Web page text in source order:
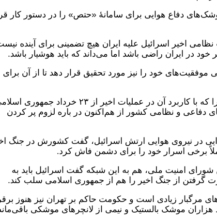
دفاع هوایی برای سامانۀ «حتص» را در دستور کار
موفقیت نظامی اخیر اسرائیل علیه ایران هیچ تضمینی برای آینده
خود در ایران راضی باشد اما می‌داند که باید هوشیار باشد.
موفقیت‌های خود را نیز مورد تحقیق قرار دهد تا از آن برای
این گزارش افزود که اسرائیل قابلیت‌هایی را که با کاربرد آن در عملیات اخیر از ۲۳ خرداد
دفاعی و نظامی کشور از هم‌اکنون در باره لزوم پر کردن
در نیروی هوایی ارتش اسرائیل، گفت کشورش در جنگ
برخی اسرار خود را برای دشمن فاش کرد.
امنیت ملی، هم به این شبکه گفت اسرائیل باید به
گرفتن از جنگ اخیر را هم از جمهوری اسلامی سلب کند.
مرگبار زیادی است و حکومت حاکم بر تهران نیز هنوز
موشک بالستیک و نیمی از لانچرهای موشکی